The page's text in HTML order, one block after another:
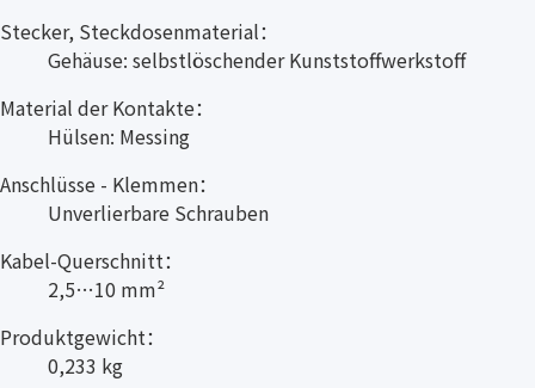
Stecker, Steckdosenmaterial：
Gehäuse: selbstlöschender Kunststoffwerkstoff
Material der Kontakte：
Hülsen: Messing
Anschlüsse - Klemmen：
Unverlierbare Schrauben
Kabel-Querschnitt：
2,5…10 mm²
Produktgewicht：
0,233 kg